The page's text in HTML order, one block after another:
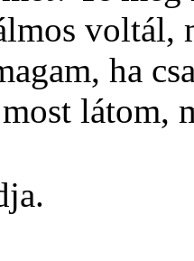
voltál,
ha
látom,